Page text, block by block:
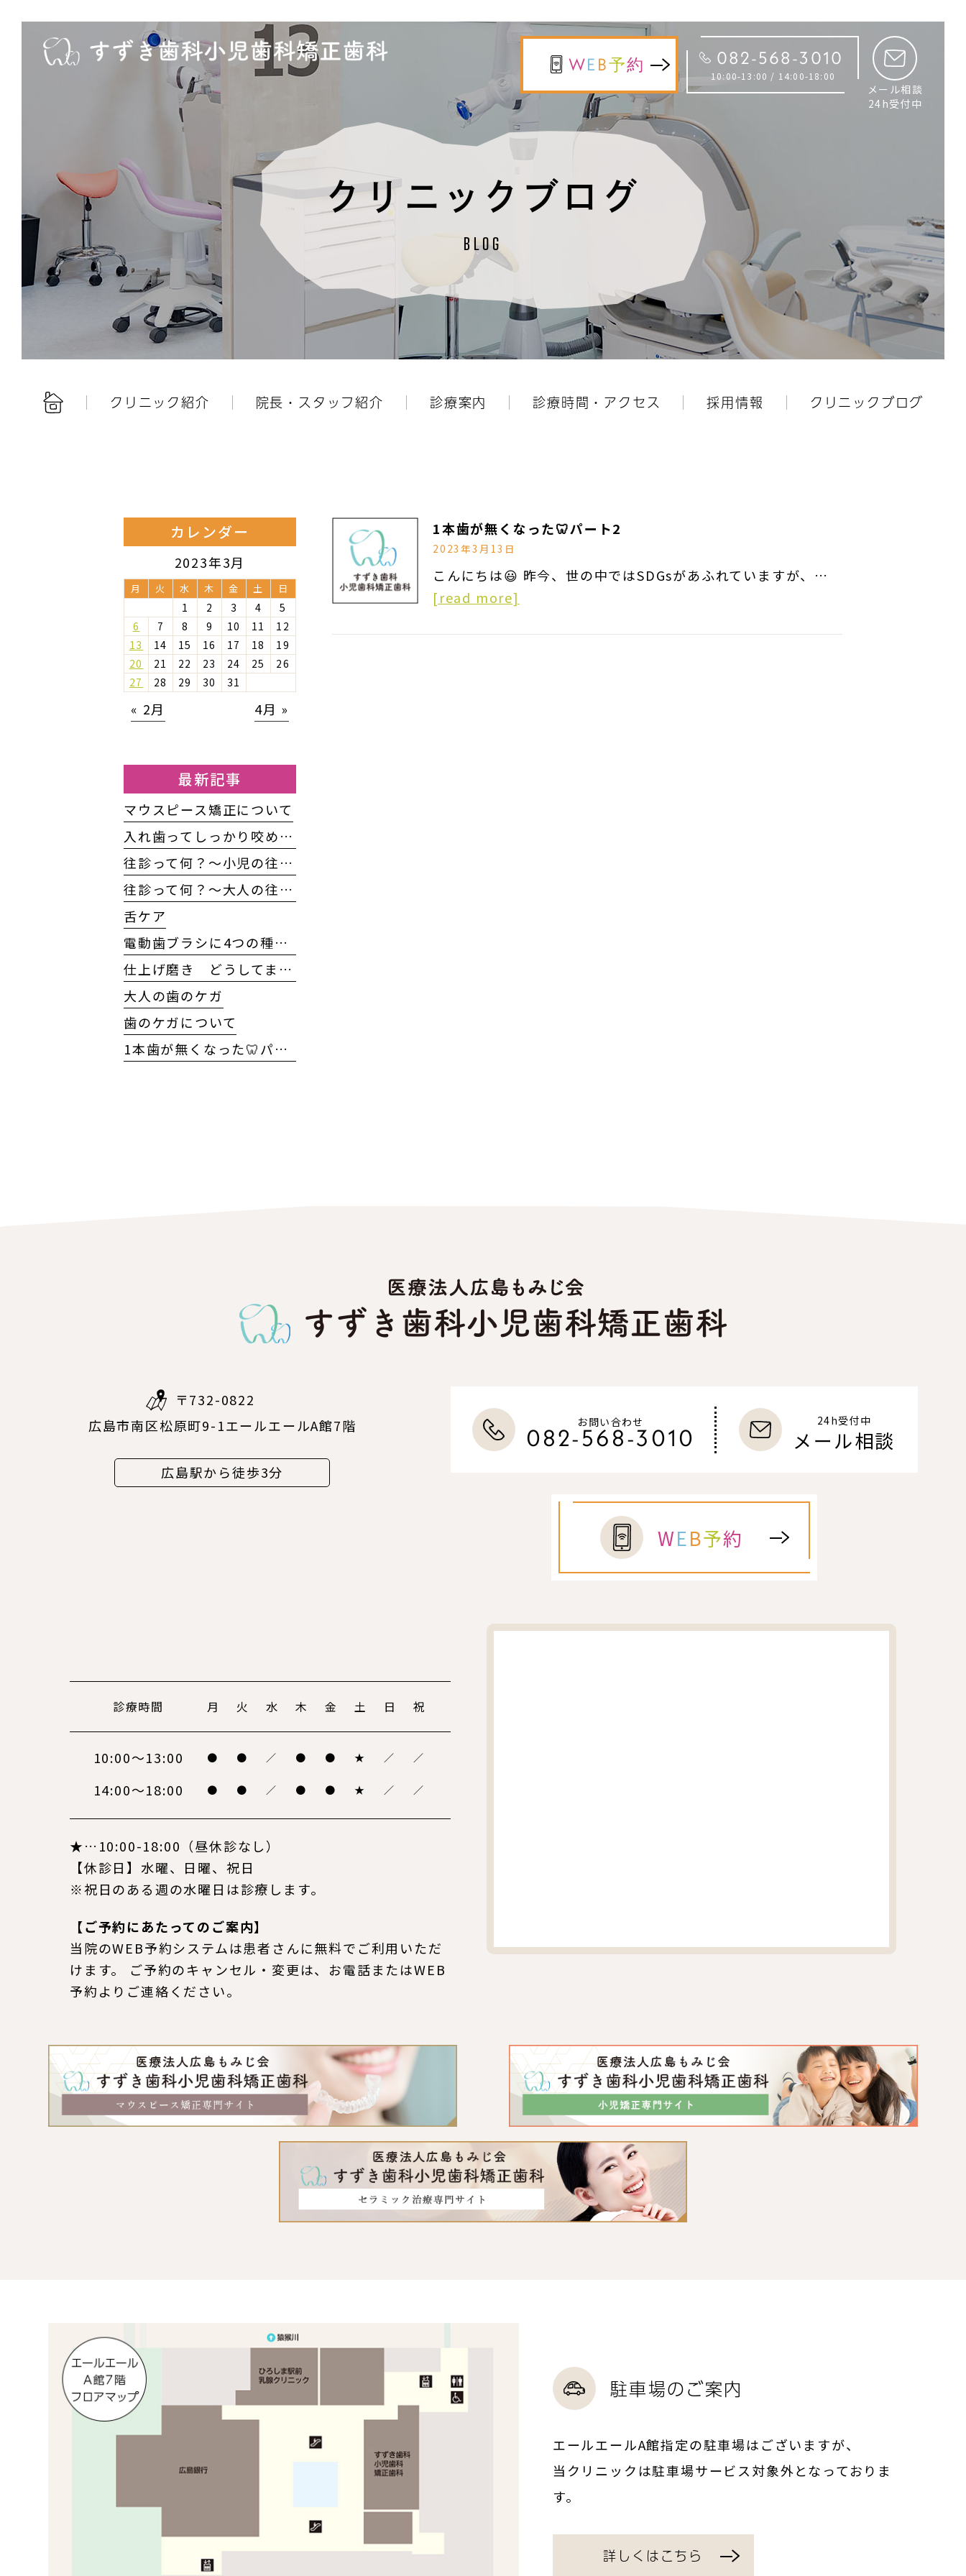
WE B予約 082-568-3010
10:00-13:00 / 14:00-18:00
メール相談
24h受付中
クリニックブログ
BLOG
クリニック紹介 院長・スタッフ紹介 診療案内 診療時間・アクセス 採用情報 クリニックブログ
1本歯が無くなった🦷パート2
2023年3月13日
こんにちは😃 昨今、世の中ではSDGsがあふれていますが、…
[read more]
カレンダー
2023年3月
月 火 水 木 金 土 日
1 2 3 4
5
6
7 8 9 10 11
12
13
14 15 16 17 18
19
20
21 22 23 24 25
26
27
28 29 30 31
« 2月 4月 »
最新記事
マウスピース矯正について
入れ歯ってしっかり咬めるの？
往診って何？〜小児の往診編〜
往診って何？～大人の往診編～
舌ケア
電動歯ブラシに4つの種類がある！
仕上げ磨き どうしてますか?
大人の歯のケガ
歯のケガについて
1本歯が無くなった🦷パート2
〒732-0822
広島市南区松原町9-1エールエールA館7階
広島駅から徒歩3分
お問い合わせ
082-568-3010
24h受付中
メール相談
WEB予約
診療時間 月 火 水 木 金 土 日 祝
10:00～13:00 ● ● ／ ● ● ★ ／ ／
14:00～18:00 ● ● ／ ● ● ★ ／ ／
★…10:00-18:00（昼休診なし）
【休診日】水曜、日曜、祝日
※祝日のある週の水曜日は診療します。
【ご予約にあたってのご案内】
当院のWEB予約システムは患者さんに無料でご利用いただ
けます。 ご予約のキャンセル・変更は、お電話またはWEB
予約よりご連絡ください。
駐車場のご案内
エールエールA館指定の駐車場はございますが、
当クリニックは駐車場サービス対象外となっておりま
す。
詳しくはこちら